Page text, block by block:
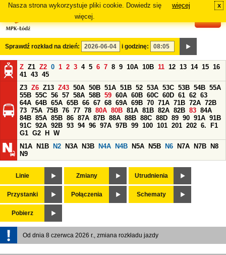
Nasza strona wykorzystuje pliki cookie. Dowiedz się
więcej.
więcej x
Sprawdź rozkład na dzień: i godzinę:
Z Z1 Z2 0 1 2 3 4 5 6 7 8 9 10A 10B 11 12 13 14 15 16
41 43 45
Z3 Z6 Z13 Z43 50A 50B 51A 51B 52 53A 53C 53B 54B 55A
55B 55C 56 57 58A 58B 59 60A 60B 60C 60D 61 62 63
64A 64B 65A 65B 66 67 68 69A 69B 70 71A 71B 72A 72B
73 75A 75B 76 77 78 80A 80B 81A 81B 82A 82B 83 84A
84B 85A 85B 86 87A 87B 88A 88B 88C 88D 89 90 91A 91B
91C 92A 92B 93 94 96 97A 97B 99 100 101 201 202 6.
F1
G1 G2 H
W
N1A
N1B N2 N3A N3B N4A N4B N5A N5B N6 N7A N7B
N8
N9
Linie Zmiany Utrudnienia
Przystanki Połączenia Schematy
Pobierz
Od dnia 8 czerwca 2026 r., zmiana rozkładu jazdy